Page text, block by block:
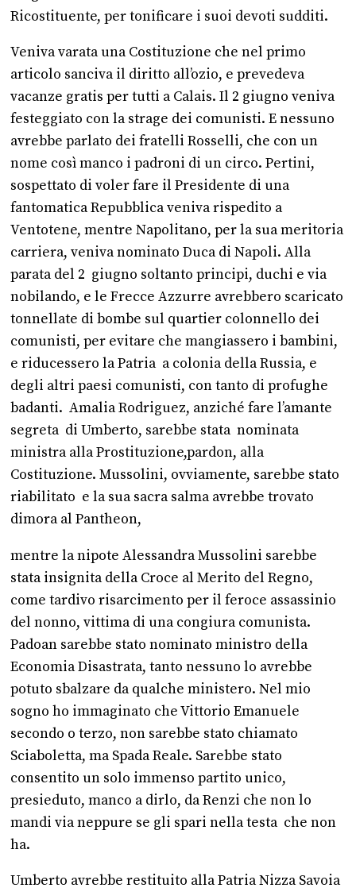
Ricostituente, per tonificare i suoi devoti sudditi.
Veniva varata una Costituzione che nel primo
articolo sanciva il diritto all’ozio, e prevedeva
vacanze gratis per tutti a Calais. Il 2 giugno veniva
festeggiato con la strage dei comunisti. E nessuno
avrebbe parlato dei fratelli Rosselli, che con un
nome così manco i padroni di un circo. Pertini,
sospettato di voler fare il Presidente di una
fantomatica Repubblica veniva rispedito a
Ventotene, mentre Napolitano, per la sua meritoria
carriera, veniva nominato Duca di Napoli. Alla
parata del 2 giugno soltanto principi, duchi e via
nobilando, e le Frecce Azzurre avrebbero scaricato
tonnellate di bombe sul quartier colonnello dei
comunisti, per evitare che mangiassero i bambini,
e riducessero la Patria a colonia della Russia, e
degli altri paesi comunisti, con tanto di profughe
badanti. Amalia Rodriguez, anziché fare l’amante
segreta di Umberto, sarebbe stata nominata
ministra alla Prostituzione,pardon, alla
Costituzione. Mussolini, ovviamente, sarebbe stato
riabilitato e la sua sacra salma avrebbe trovato
dimora al Pantheon,
mentre la nipote Alessandra Mussolini sarebbe
stata insignita della Croce al Merito del Regno,
come tardivo risarcimento per il feroce assassinio
del nonno, vittima di una congiura comunista.
Padoan sarebbe stato nominato ministro della
Economia Disastrata, tanto nessuno lo avrebbe
potuto sbalzare da qualche ministero. Nel mio
sogno ho immaginato che Vittorio Emanuele
secondo o terzo, non sarebbe stato chiamato
Sciaboletta, ma Spada Reale. Sarebbe stato
consentito un solo immenso partito unico,
presieduto, manco a dirlo, da Renzi che non lo
mandi via neppure se gli spari nella testa che non
ha.
Umberto avrebbe restituito alla Patria Nizza Savoia